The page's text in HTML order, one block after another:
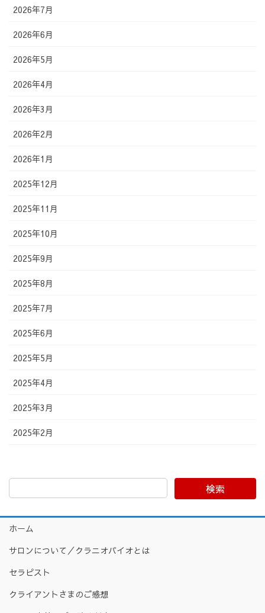
2026年7月
2026年6月
2026年5月
2026年4月
2026年3月
2026年2月
2026年1月
2025年12月
2025年11月
2025年10月
2025年9月
2025年8月
2025年7月
2025年6月
2025年5月
2025年4月
2025年3月
2025年2月
検索
ホーム
サロンについて／クラニオバイオとは
セラピスト
クライアントさまのご感想